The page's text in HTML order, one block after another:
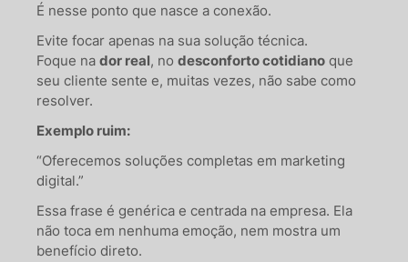
É nesse ponto que nasce a conexão.
Evite focar apenas na sua solução técnica.
Foque na dor real, no desconforto cotidiano que
seu cliente sente e, muitas vezes, não sabe como
resolver.
Exemplo ruim:
“Oferecemos soluções completas em marketing
digital.”
Essa frase é genérica e centrada na empresa. Ela
não toca em nenhuma emoção, nem mostra um
benefício direto.